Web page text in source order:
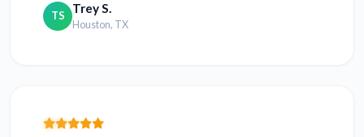
TS Trey S.
Houston, TX